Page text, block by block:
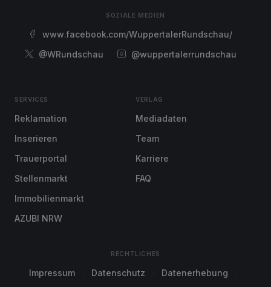
SOZIALE MEDIEN
www.facebook.com/WuppertalerRundschau/
@WRundschau
@wuppertalerrundschau
SERVICES
Reklamation
Inserieren
Trauerportal
Stellenmarkt
Immobilienmarkt
AZUBI NRW
VERLAG
Mediadaten
Team
Karriere
FAQ
RECHTLICHES
Impressum Datenschutz Datenerhebung